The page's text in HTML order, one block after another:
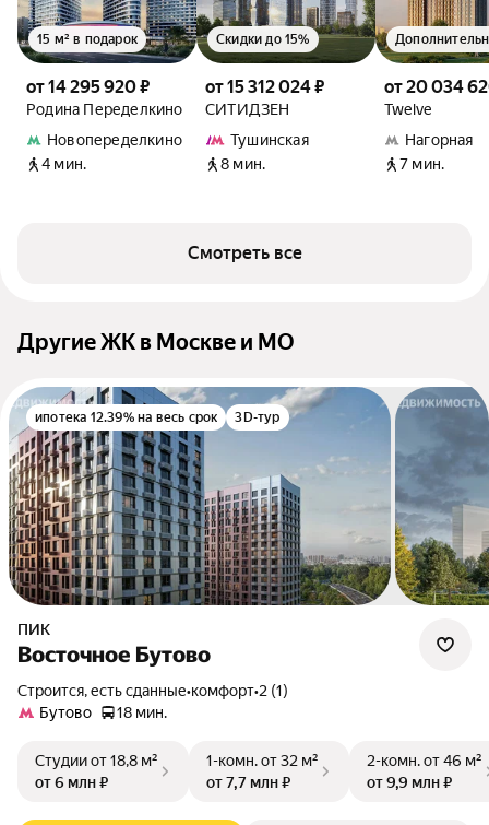
от 14 295 920 ₽
Родина Переделкино
Новопеределкино
4 мин.
15 м² в подарок
от 15 312 024 ₽
СИТИДЗЕН
Тушинская
8 мин.
Скидки до 15%
от 20 034
Twelve
Нагорная
7 мин.
Смотреть все
Другие ЖК в Москве и МО
ипотека 12.39% на весь срок 3D-тур
ПИК
Восточное Бутово
Строится, есть сданные•комфорт•2 (1)
Бутово
18 мин.
Студииот 18,8 м²
от 6 млн ₽
1-комн.от 32 м²
от 7,7 млн ₽
2-комн.от 46 м²
от 9,9 млн ₽